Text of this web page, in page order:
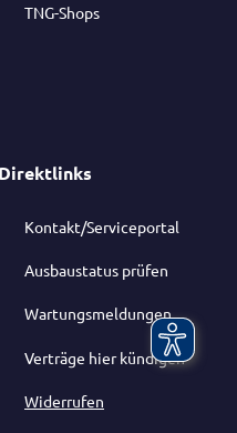
TNG-Shops
Direktlinks
Kontakt/Serviceportal
Ausbaustatus prüfen
Wartungsmeldungen
Verträge hier kündigen
Widerrufen